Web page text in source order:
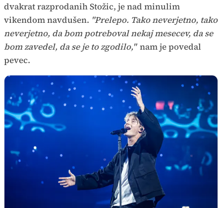
dvakrat razprodanih Stožic, je nad minulim
vikendom navdušen. "Prelepo. Tako neverjetno, tako
neverjetno, da bom potreboval nekaj mesecev, da se
bom zavedel, da se je to zgodilo," nam je povedal
pevec.